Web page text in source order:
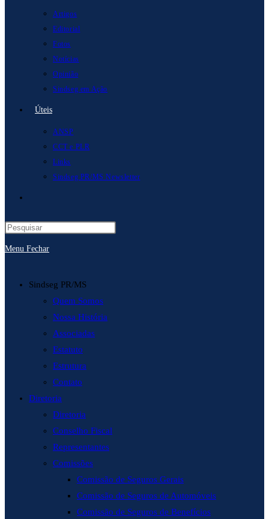
Artigos
Editorial
Fotos
Notícias
Opinião
Sindseg em Ação
Úteis
ANSP
CCT e PLR
Links
Sindseg PR/MS Newsletter
pesquisa
do
site
Menu Fechar
Sindseg PR/MS
Quem Somos
Nossa História
Associadas
Estatuto
Estrutura
Contato
Diretoria
Diretoria
Conselho Fiscal
Representantes
Comissões
Comissão de Seguros Gerais
Comissão de Seguros de Automóveis
Comissão de Seguros de Benefícios